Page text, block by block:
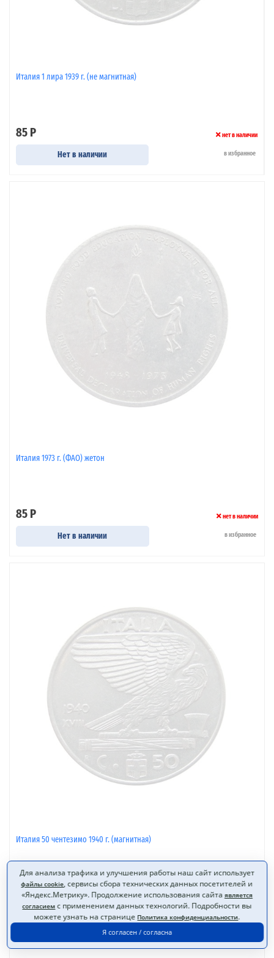
Италия 1 лира 1939 г. (не магнитная)
85 Р нет в наличии
Нет в наличии в избранное
Италия 1973 г. (ФАО) жетон
85 Р нет в наличии
Нет в наличии в избранное
Италия 50 чентезимо 1940 г. (магнитная)
85 Р нет в наличии
Нет в наличии в избранное
Для анализа трафика и улучшения работы наш сайт использует
файлы cookie, сервисы сбора технических данных посетителей и
«Яндекс.Метрику». Продолжение использования сайта является
согласием с применением данных технологий. Подробности вы
можете узнать на странице Политика конфиденциальности.
Я согласен / согласна